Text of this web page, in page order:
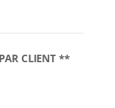
CLIENT **